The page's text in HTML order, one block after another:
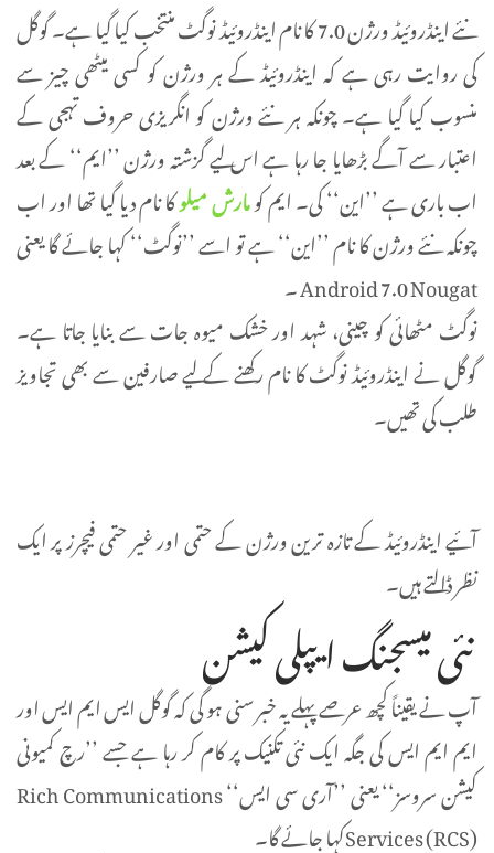
نئے اینڈروئیڈ ورژن 7.0 کا نام اینڈروئیڈ نوگٹ منتخب کیا گیا ہے۔ گوگل
کی روایت رہی ہے کہ اینڈروئیڈ کے ہر ورژن کو کسی میٹھی چیز سے
منسوب کیا گیا ہے۔ چونکہ ہر نئے ورژن کو انگریزی حروف تہجی کے
اعتبار سے آگے بڑھایا جا رہا ہے اس لیے گزشتہ ورژن ’’ایم‘‘ کے بعد
اب باری ہے ’’این‘‘ کی۔ ایم کومارش میلوکا نام دیا گیا تھا اور اب
چونکہ نئے ورژن کا نام ’’این‘‘ ہے تو اسے ’’نوگٹ‘‘ کہا جائے گا یعنی
Android 7.0 Nougat ۔
نوگٹ مٹھائی کو چینی، شہد اور خشک میوہ جات سے بنایا جاتا ہے۔
گوگل نے اینڈروئیڈ نوگٹ کا نام رکھنے کے لیے صارفین سے بھی تجاویز
طلب کی تھیں۔
آئیے اینڈروئیڈ کے تازہ ترین ورژن کے حتمی اور غیر حتمی فیچرز پر ایک
نظر ڈالتے ہیں۔
نئی میسجنگ ایپلی کیشن
آپ نے یقیناً کچھ عرصے پہلے یہ خبر سنی ہو گی کہ گوگل ایس ایم ایس اور
ایم ایم ایس کی جگہ ایک نئی تکنیک پر کام کر رہا ہے جسے ’’رچ کمیونی
کیشن سروسز‘‘ یعنی ’’آری سی ایس‘‘ Rich Communications
Services (RCS)کہا جائے گا۔